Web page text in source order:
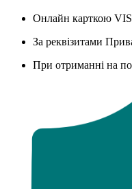
Онлайн карткою
За реквізитами
При отриманні на